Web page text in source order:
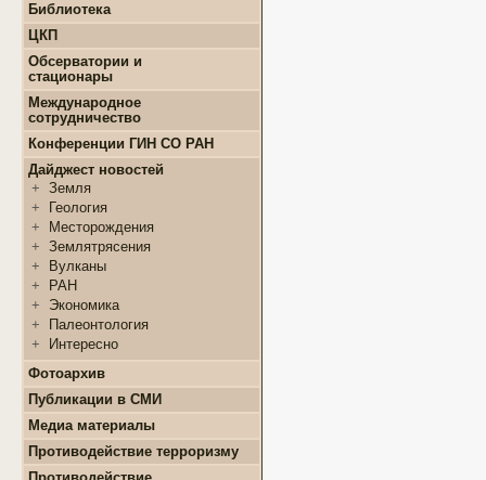
+ ФЦП "ЖИЛИЩЕ"
+ Популяризация науки
+ Информация для
поступающих
+ Поступление в ВУЗ
онлайн
+ Аттестация аспирантов
+ Личные кабинеты
аспирантов
+
Нормативные документы
+
Полезные ссылки
Библиотека
ЦКП
+
+ Оборудование
+
образцов
+ Документы
Обсерватории и
стационары
+
+ Обсерватории
+
Стационары
+
Контакты
Международное
сотрудничество
Конференции ГИН СО РАН
Дайджест новостей
+ Земля
+
Геология
+
Месторождения
+ Землятрясения
+
Вулканы
+
РАН
+
Экономика
+
Палеонтология
+
Интересно
Фотоархив
Публикации в СМИ
Медиа материалы
Противодействие терроризму